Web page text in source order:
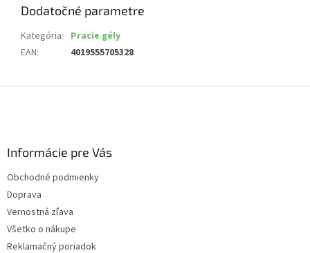
Dodatočné parametre
Kategória: Pracie gély
EAN: 4019555705328
Informácie pre Vás
Obchodné podmienky
Doprava
Vernostná zľava
Všetko o nákupe
Reklamačný poriadok